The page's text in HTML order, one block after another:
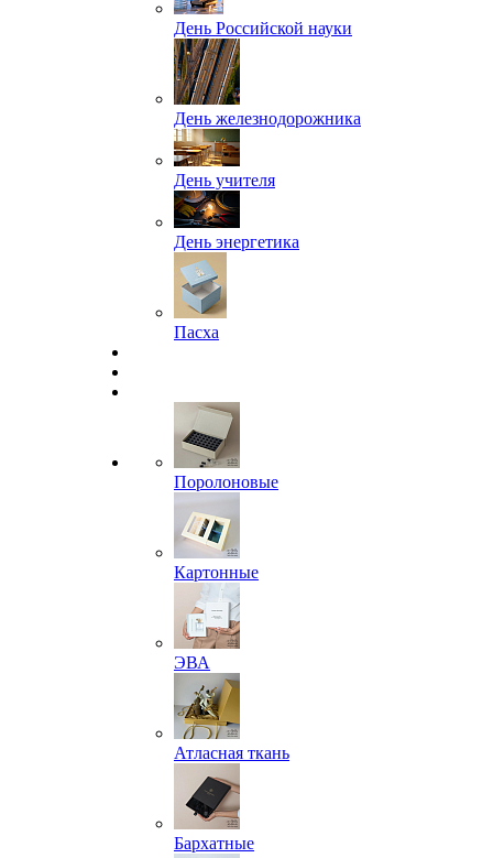
День Российской науки
День железнодорожника
День учителя
День энергетика
Пасха
Поролоновые
Картонные
ЭВА
Атласная ткань
Бархатные